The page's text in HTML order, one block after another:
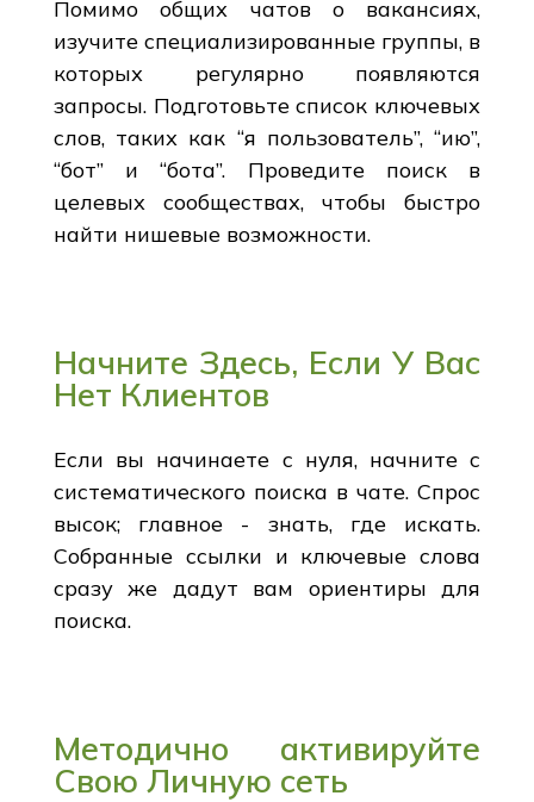
Помимо общих чатов о вакансиях,
изучите специализированные группы, в
которых регулярно появляются
запросы. Подготовьте список ключевых
слов, таких как “я пользователь”, “ию”,
“бот” и “бота”. Проведите поиск в
целевых сообществах, чтобы быстро
найти нишевые возможности.
Начните Здесь, Если У Вас
Нет Клиентов
Если вы начинаете с нуля, начните с
систематического поиска в чате. Спрос
высок; главное - знать, где искать.
Собранные ссылки и ключевые слова
сразу же дадут вам ориентиры для
поиска.
Методично активируйте
Свою Личную сеть